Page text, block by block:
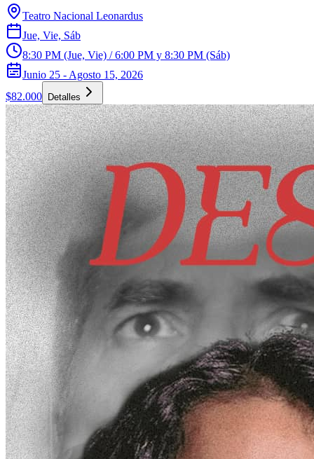
Teatro Nacional Leonardus
Jue, Vie, Sáb
8:30 PM (Jue, Vie) / 6:00 PM y 8:30 PM (Sáb)
Junio 25 - Agosto 15, 2026
$82.000
Detalles